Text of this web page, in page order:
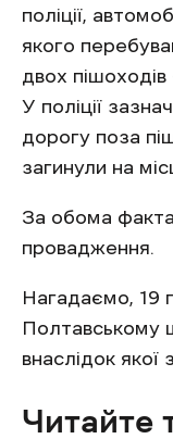
поліції,
якого
двох
У поліції
дорогу поза
загинули на
За обома
провадження.
Нагадаємо, 19
Полтавському
внаслідок якої
Читайте